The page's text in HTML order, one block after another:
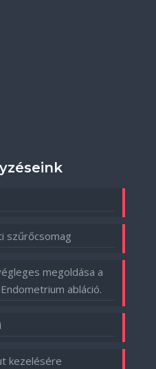
szűrőcsomag
megoldása a
abláció.
kezelésére